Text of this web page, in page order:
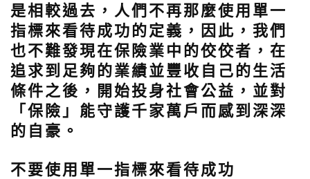
是相較過去，人們不再那麼使用單一
指標來看待成功的定義，因此，我們
也不難發現在保險業中的佼佼者，在
追求到足夠的業績並豐收自己的生活
條件之後，開始投身社會公益，並對
「保險」能守護千家萬戶而感到深深
的自豪。
不要使用單一指標來看待成功